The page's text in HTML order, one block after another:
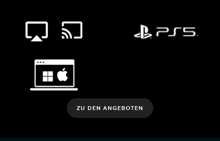
ZU DEN ANGEBOTEN